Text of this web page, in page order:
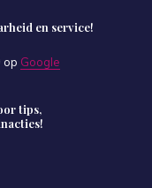
en service!
op Google
tips,